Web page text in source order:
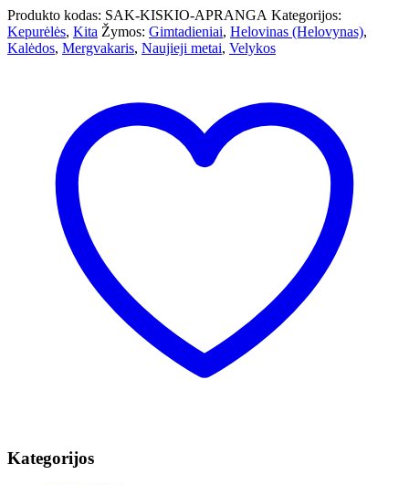
Produkto kodas: SAK-KISKIO-APRANGA Kategorijos:
Kepurėlės, Kita Žymos: Gimtadieniai, Helovinas (Helovynas),
Kalėdos, Mergvakaris, Naujieji metai, Velykos
Kategorijos